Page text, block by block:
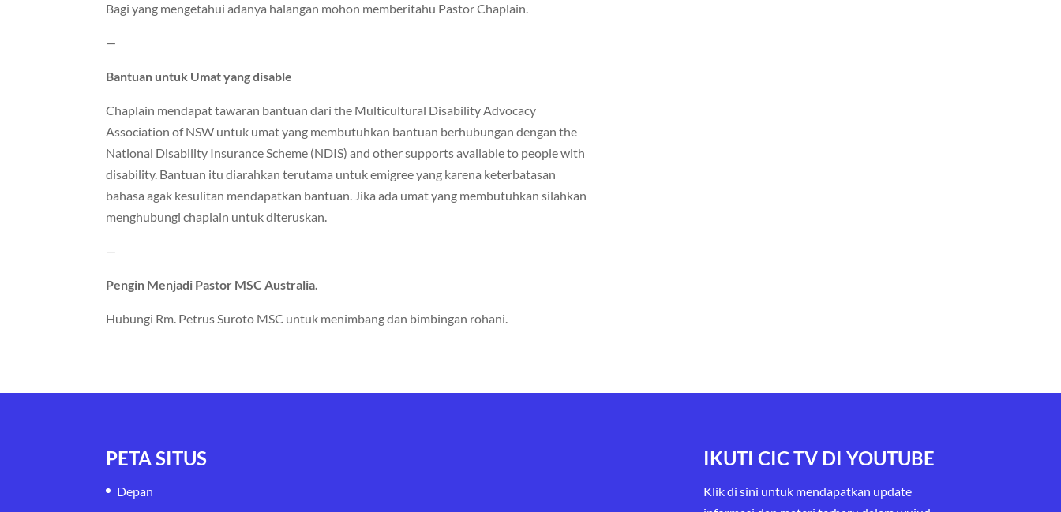
Bagi yang mengetahui adanya halangan mohon memberitahu Pastor Chaplain.
—
Bantuan untuk Umat yang disable
Chaplain mendapat tawaran bantuan dari the Multicultural Disability Advocacy
Association of NSW untuk umat yang membutuhkan bantuan berhubungan dengan the
National Disability Insurance Scheme (NDIS) and other supports available to people with
disability. Bantuan itu diarahkan terutama untuk emigree yang karena keterbatasan
bahasa agak kesulitan mendapatkan bantuan. Jika ada umat yang membutuhkan silahkan
menghubungi chaplain untuk diteruskan.
—
Pengin Menjadi Pastor MSC Australia.
Hubungi Rm. Petrus Suroto MSC untuk menimbang dan bimbingan rohani.
PETA SITUS
Depan
IKUTI CIC TV DI YOUTUBE
Klik di sini untuk mendapatkan update